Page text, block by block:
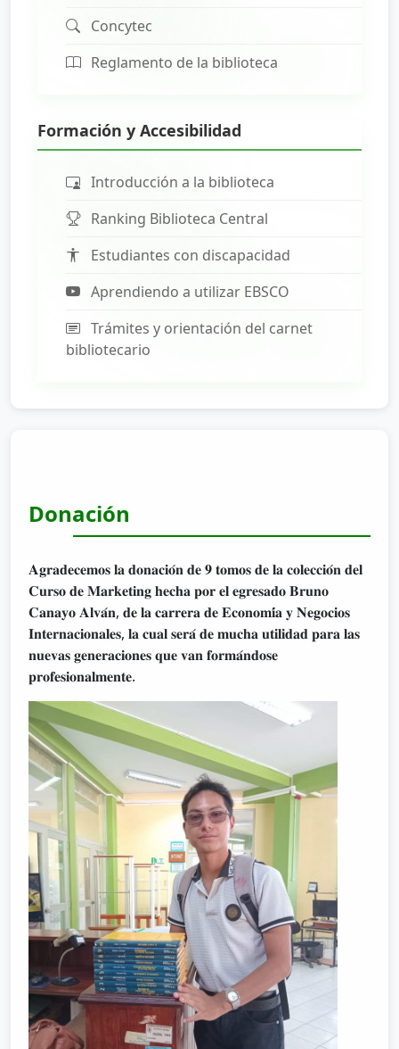
Concytec
Reglamento de la biblioteca
Formación y Accesibilidad
Introducción a la biblioteca
Ranking Biblioteca Central
Estudiantes con discapacidad
Aprendiendo a utilizar EBSCO
Trámites y orientación del carnet
bibliotecario
Donación
𝐀𝐠𝐫𝐚𝐝𝐞𝐜𝐞𝐦𝐨𝐬 𝐥𝐚 𝐝𝐨𝐧𝐚𝐜𝐢𝐨́𝐧 𝐝𝐞 𝟗 𝐭𝐨𝐦𝐨𝐬 𝐝𝐞 𝐥𝐚 𝐜𝐨𝐥𝐞𝐜𝐜𝐢𝐨́𝐧 𝐝𝐞𝐥
𝐂𝐮𝐫𝐬𝐨 𝐝𝐞 𝐌𝐚𝐫𝐤𝐞𝐭𝐢𝐧𝐠 𝐡𝐞𝐜𝐡𝐚 𝐩𝐨𝐫 𝐞𝐥 𝐞𝐠𝐫𝐞𝐬𝐚𝐝𝐨 𝐁𝐫𝐮𝐧𝐨
𝐂𝐚𝐧𝐚𝐲𝐨 𝐀𝐥𝐯𝐚́𝐧, 𝐝𝐞 𝐥𝐚 𝐜𝐚𝐫𝐫𝐞𝐫𝐚 𝐝𝐞 𝐄𝐜𝐨𝐧𝐨𝐦𝐢́𝐚 𝐲 𝐍𝐞𝐠𝐨𝐜𝐢𝐨𝐬
𝐈𝐧𝐭𝐞𝐫𝐧𝐚𝐜𝐢𝐨𝐧𝐚𝐥𝐞𝐬, 𝐥𝐚 𝐜𝐮𝐚𝐥 𝐬𝐞𝐫𝐚́ 𝐝𝐞 𝐦𝐮𝐜𝐡𝐚 𝐮𝐭𝐢𝐥𝐢𝐝𝐚𝐝 𝐩𝐚𝐫𝐚 𝐥𝐚𝐬
𝐧𝐮𝐞𝐯𝐚𝐬 𝐠𝐞𝐧𝐞𝐫𝐚𝐜𝐢𝐨𝐧𝐞𝐬 𝐪𝐮𝐞 𝐯𝐚𝐧 𝐟𝐨𝐫𝐦𝐚́𝐧𝐝𝐨𝐬𝐞
𝐩𝐫𝐨𝐟𝐞𝐬𝐢𝐨𝐧𝐚𝐥𝐦𝐞𝐧𝐭𝐞.